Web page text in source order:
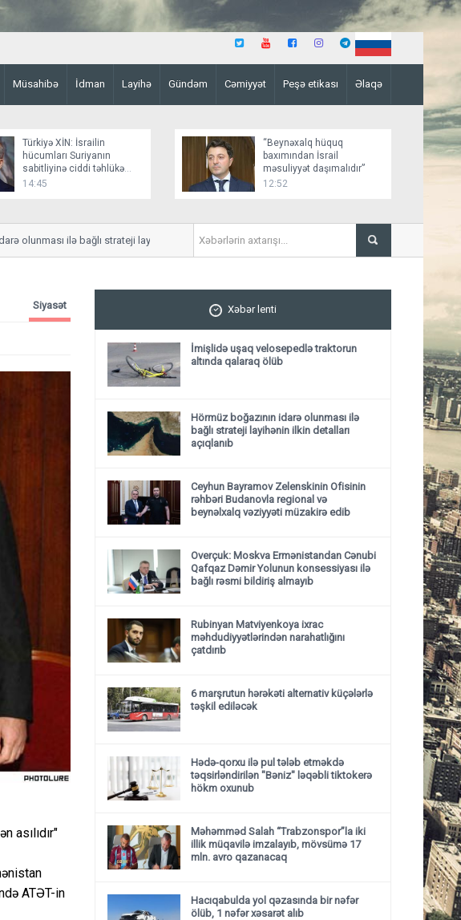
Müsahibə İdman Layihə Gündəm Cəmiyyət Peşə etikası Əlaqə
Türkiyə XİN: İsrailin
hücumları Suriyanın
sabitliyinə ciddi təhlükə
yaradır
14:45
“Beynəxalq hüquq
baxımından İsrail
məsuliyyət daşımalıdır”
12:52
olunması ilə bağlı strateji layihənin ilkin detalları açıqlanıb
Ceyhun Bayramov
müzakirə edib
Siyasət
asılıdır"
ATƏT-in
Xəbər lenti
İmişlidə uşaq velosepedlə traktorun
altında qalaraq ölüb
Hörmüz boğazının idarə olunması ilə
bağlı strateji layihənin ilkin detalları
açıqlanıb
Ceyhun Bayramov Zelenskinin Ofisinin
rəhbəri Budanovla regional və
beynəlxalq vəziyyəti müzakirə edib
Overçuk: Moskva Ermənistandan Cənubi
Qafqaz Dəmir Yolunun konsessiyası ilə
bağlı rəsmi bildiriş almayıb
Rubinyan Matviyenkoya ixrac
məhdudiyyətlərindən narahatlığını
çatdırıb
6 marşrutun hərəkəti alternativ küçələrlə
təşkil ediləcək
Hədə-qorxu ilə pul tələb etməkdə
təqsirləndirilən "Bəniz" ləqəbli tiktokerə
hökm oxunub
Məhəmməd Salah “Trabzonspor”la iki
illik müqavilə imzalayıb, mövsümə 17
mln. avro qazanacaq
Hacıqabulda yol qəzasında bir nəfər
ölüb, 1 nəfər xəsarət alıb